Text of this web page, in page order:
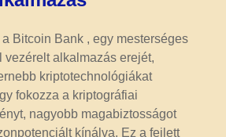
Bitcoin Bank , egy mesterséges
vezérelt alkalmazás erejét,
kriptotechnológiákat
fokozza a kriptográfiai
nagyobb magabiztosságot
kínálva. Ez a fejlett